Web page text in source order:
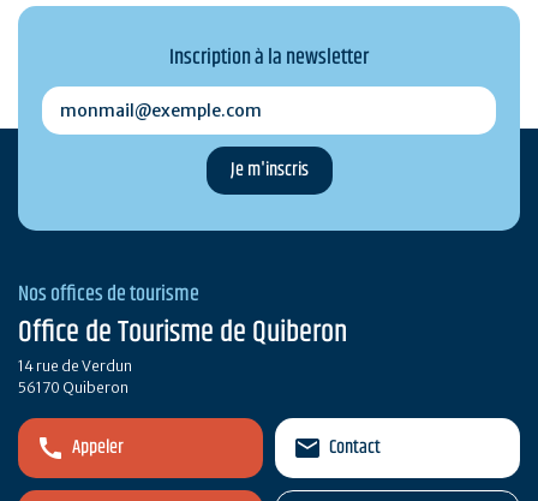
Inscription à la newsletter
monmail@exemple.com
Nos offices de tourisme
Office de Tourisme de Quiberon
14 rue de Verdun
56170 Quiberon
Appeler Contact